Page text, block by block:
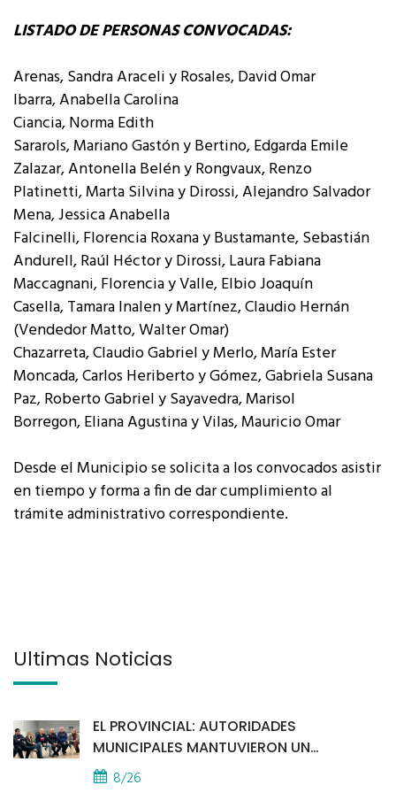
LISTADO DE PERSONAS CONVOCADAS:
Arenas, Sandra Araceli y Rosales, David Omar
Ibarra, Anabella Carolina
Ciancia, Norma Edith
Sararols, Mariano Gastón y Bertino, Edgarda Emile
Zalazar, Antonella Belén y Rongvaux, Renzo
Platinetti, Marta Silvina y Dirossi, Alejandro Salvador
Mena, Jessica Anabella
Falcinelli, Florencia Roxana y Bustamante, Sebastián
Andurell, Raúl Héctor y Dirossi, Laura Fabiana
Maccagnani, Florencia y Valle, Elbio Joaquín
Casella, Tamara Inalen y Martínez, Claudio Hernán
(Vendedor Matto, Walter Omar)
Chazarreta, Claudio Gabriel y Merlo, María Ester
Moncada, Carlos Heriberto y Gómez, Gabriela Susana
Paz, Roberto Gabriel y Sayavedra, Marisol
Borregon, Eliana Agustina y Vilas, Mauricio Omar
Desde el Municipio se solicita a los convocados asistir
en tiempo y forma a fin de dar cumplimiento al
trámite administrativo correspondiente.
Últimas Noticias
EL PROVINCIAL: AUTORIDADES
MUNICIPALES MANTUVIERON UN
ENCUENTRO CON VECINOS POR LA
SEGURIDAD
8/26